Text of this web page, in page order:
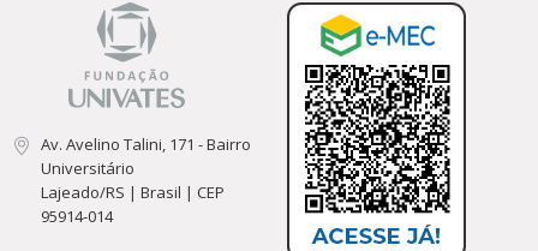
Av. Avelino Talini, 171 - Bairro
Universitário
Lajeado/RS | Brasil | CEP
95914-014